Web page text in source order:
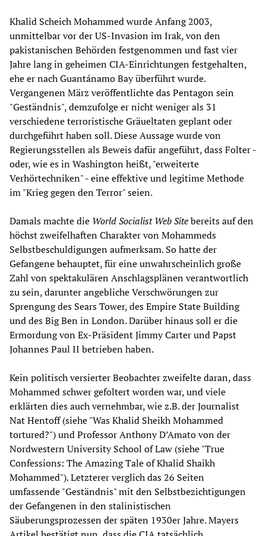
Khalid Scheich Mohammed wurde Anfang 2003,
unmittelbar vor der US-Invasion im Irak, von den
pakistanischen Behörden festgenommen und fast vier
Jahre lang in geheimen CIA-Einrichtungen festgehalten,
ehe er nach Guantánamo Bay überführt wurde.
Vergangenen März veröffentlichte das Pentagon sein
"Geständnis", demzufolge er nicht weniger als 31
verschiedene terroristische Gräueltaten geplant oder
durchgeführt haben soll. Diese Aussage wurde von
Regierungsstellen als Beweis dafür angeführt, dass Folter -
oder, wie es in Washington heißt, "erweiterte
Verhörtechniken" - eine effektive und legitime Methode
im "Krieg gegen den Terror" seien.
Damals machte die World Socialist Web Sitebereits auf den
höchst zweifelhaften Charakter von Mohammeds
Selbstbeschuldigungen aufmerksam. So hatte der
Gefangene behauptet, für eine unwahrscheinlich große
Zahl von spektakulären Anschlagsplänen verantwortlich
zu sein, darunter angebliche Verschwörungen zur
Sprengung des Sears Tower, des Empire State Building
und des Big Ben in London. Darüber hinaus soll er die
Ermordung von Ex-Präsident Jimmy Carter und Papst
Johannes Paul II betrieben haben.
Kein politisch versierter Beobachter zweifelte daran, dass
Mohammed schwer gefoltert worden war, und viele
erklärten dies auch vernehmbar, wie z.B. der Journalist
Nat Hentoff (siehe "Was Khalid Sheikh Mohammed
tortured?") und Professor Anthony D’Amato von der
Nordwestern University School of Law (siehe "True
Confessions: The Amazing Tale of Khalid Shaikh
Mohammed"). Letzterer verglich das 26 Seiten
umfassende "Geständnis" mit den Selbstbezichtigungen
der Gefangenen in den stalinistischen
Säuberungsprozessen der späten 1930er Jahre. Mayers